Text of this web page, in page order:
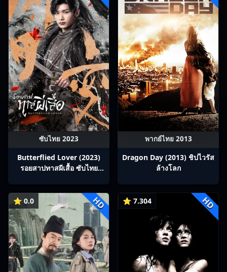
ซับไทย 2023
Butterflied Lover (2023)
รอยสาปทาสผีเสื้อ ซับไทย
พากย์ไทย 2013
Dragon Day (2013) ชิปไวรัส
ล้างโลก
⭐ 0.0 HD ⭐ 7.304 HD